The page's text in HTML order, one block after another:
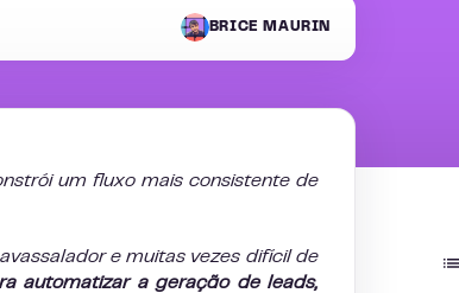
BRICE MAURIN
um fluxo mais consistente de
e muitas vezes difícil de
automatizar a geração de leads,